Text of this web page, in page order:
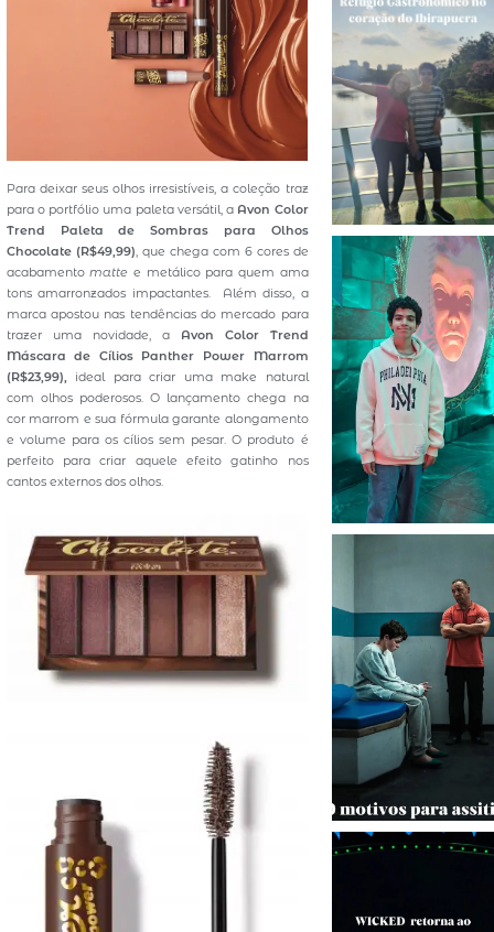
Para deixar seus olhos irresistíveis, a coleção traz
para o portfólio uma paleta versátil, a Avon Color
Trend Paleta de Sombras para Olhos
Chocolate (R$49,99), que chega com 6 cores de
acabamentomatte e metálico para quem ama
tons amarronzados impactantes. Além disso, a
marca apostou nas tendências do mercado para
trazer uma novidade, a Avon Color Trend
Máscara de Cílios Panther Power Marrom
(R$23,99), ideal para criar uma make natural
com olhos poderosos. O lançamento chega na
cor marrom e sua fórmula garante alongamento
e volume para os cílios sem pesar. O produto é
perfeito para criar aquele efeito gatinho nos
cantos externos dos olhos.